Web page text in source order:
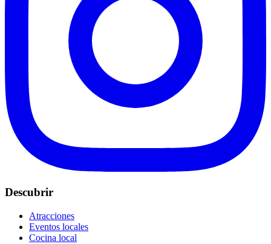
Descubrir
Atracciones
Eventos locales
Cocina local